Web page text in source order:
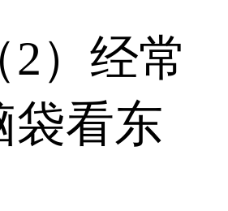
经常
袋看东